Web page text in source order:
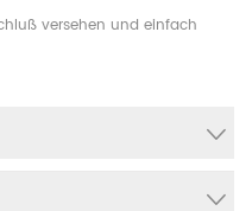
versehen und einfach